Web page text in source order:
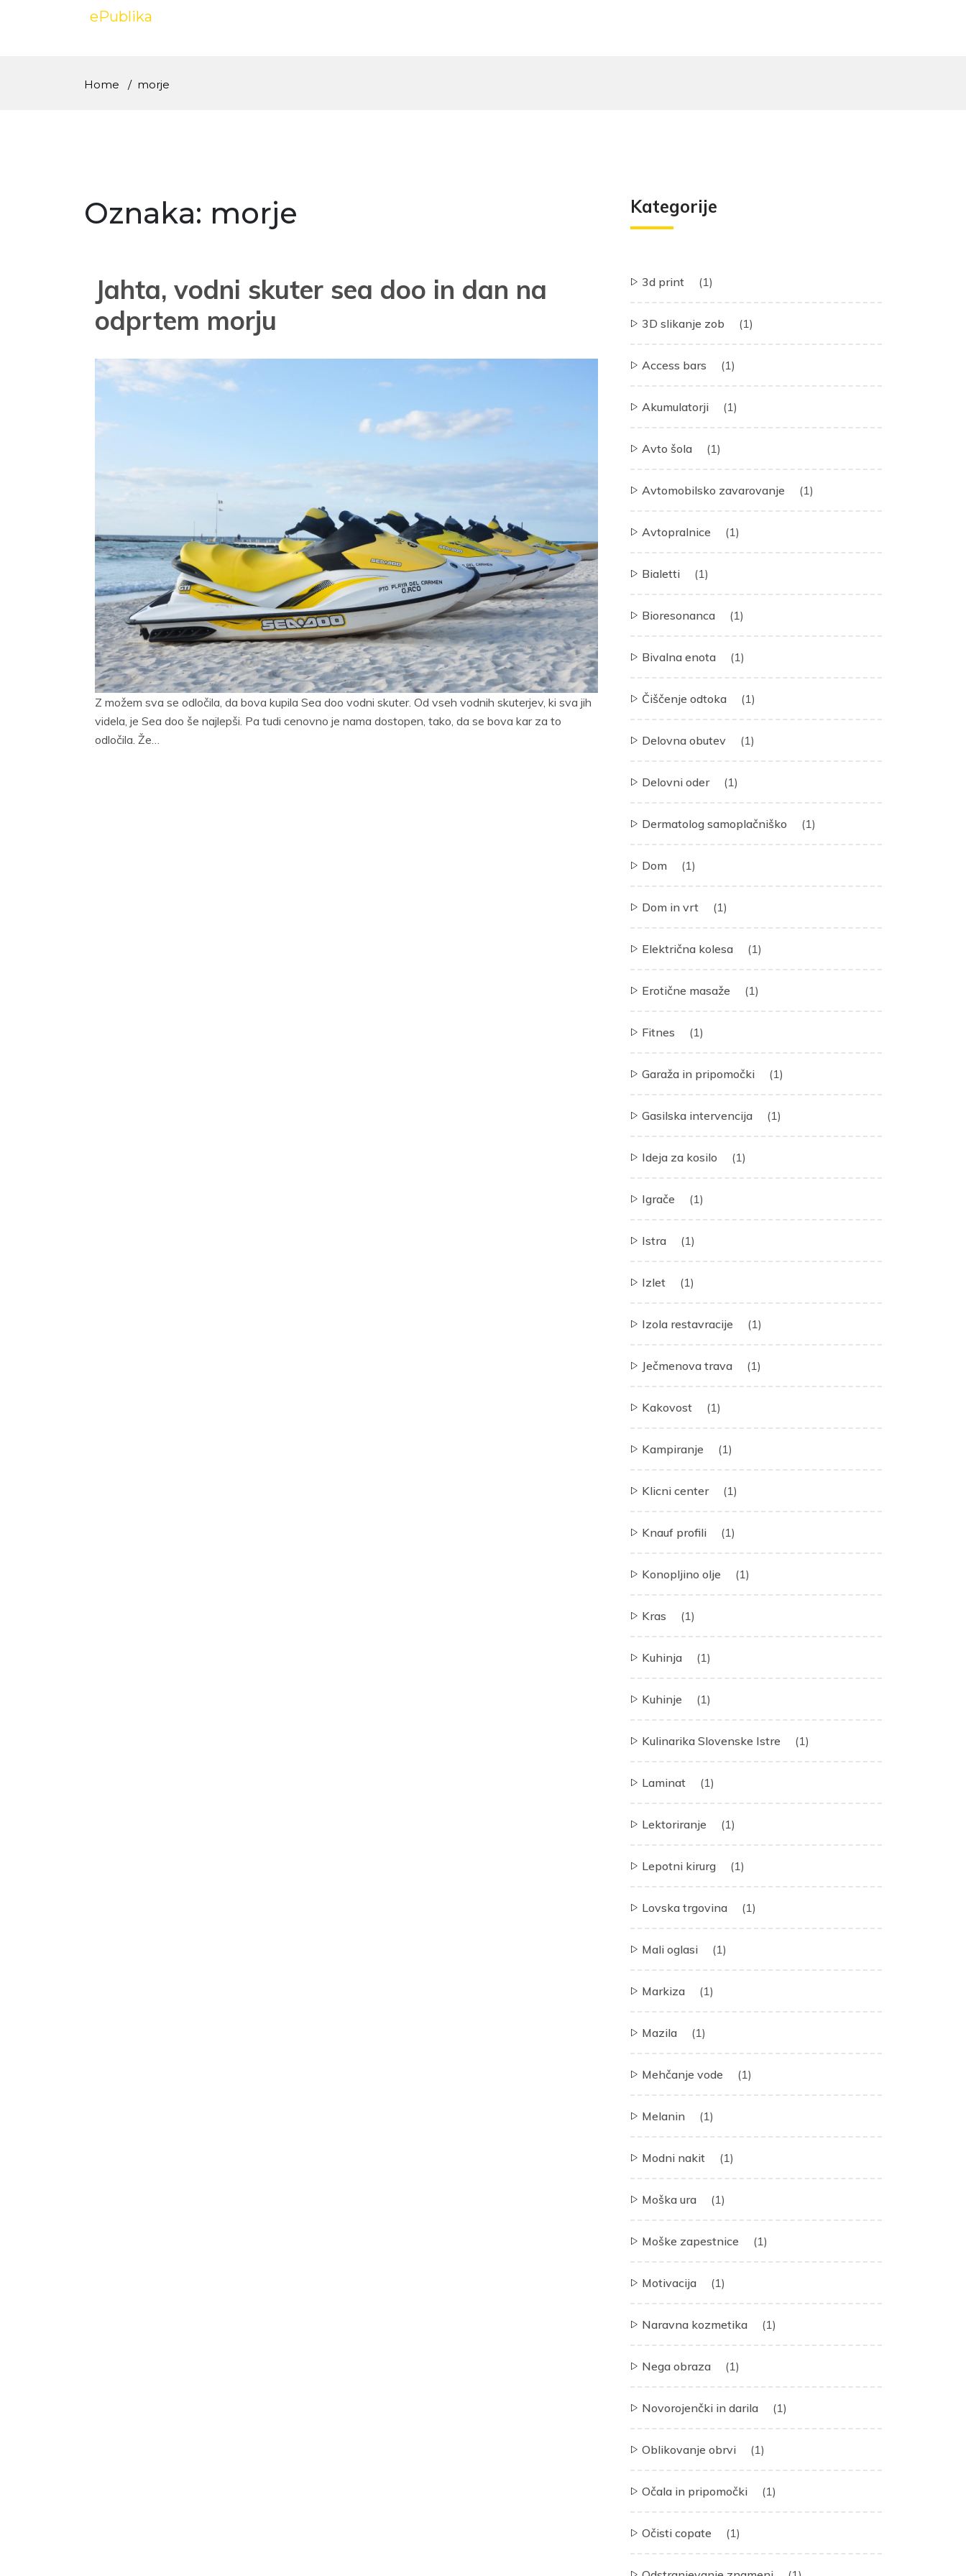
ePublika
Home morje
Oznaka: morje
Jahta, vodni skuter sea doo in dan na
odprtem morju
Z možem sva se odločila, da bova kupila Sea doo vodni skuter. Od vseh vodnih skuterjev, ki sva jih
videla, je Sea doo še najlepši. Pa tudi cenovno je nama dostopen, tako, da se bova kar za to
odločila. Že…
Kategorije
3d print (1)
3D slikanje zob (1)
Access bars (1)
Akumulatorji (1)
Avto šola (1)
Avtomobilsko zavarovanje (1)
Avtopralnice (1)
Bialetti (1)
Bioresonanca (1)
Bivalna enota (1)
Čiščenje odtoka (1)
Delovna obutev (1)
Delovni oder (1)
Dermatolog samoplačniško (1)
Dom (1)
Dom in vrt (1)
Električna kolesa (1)
Erotične masaže (1)
Fitnes (1)
Garaža in pripomočki (1)
Gasilska intervencija (1)
Ideja za kosilo (1)
Igrače (1)
Istra (1)
Izlet (1)
Izola restavracije (1)
Ječmenova trava (1)
Kakovost (1)
Kampiranje (1)
Klicni center (1)
Knauf profili (1)
Konopljino olje (1)
Kras (1)
Kuhinja (1)
Kuhinje (1)
Kulinarika Slovenske Istre (1)
Laminat (1)
Lektoriranje (1)
Lepotni kirurg (1)
Lovska trgovina (1)
Mali oglasi (1)
Markiza (1)
Mazila (1)
Mehčanje vode (1)
Melanin (1)
Modni nakit (1)
Moška ura (1)
Moške zapestnice (1)
Motivacija (1)
Naravna kozmetika (1)
Nega obraza (1)
Novorojenčki in darila (1)
Oblikovanje obrvi (1)
Očala in pripomočki (1)
Očisti copate (1)